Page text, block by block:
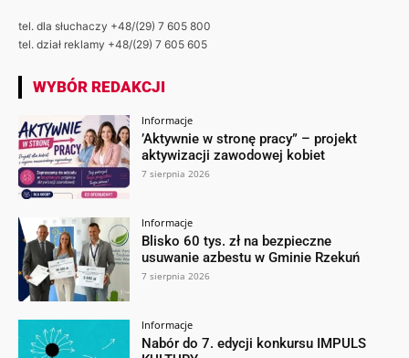
tel. dla słuchaczy +48/(29) 7 605 800
tel. dział reklamy +48/(29) 7 605 605
WYBÓR REDAKCJI
Informacje
’Aktywnie w stronę pracy” – projekt
aktywizacji zawodowej kobiet
7 sierpnia 2026
Informacje
Blisko 60 tys. zł na bezpieczne
usuwanie azbestu w Gminie Rzekuń
7 sierpnia 2026
Informacje
Nabór do 7. edycji konkursu IMPULS